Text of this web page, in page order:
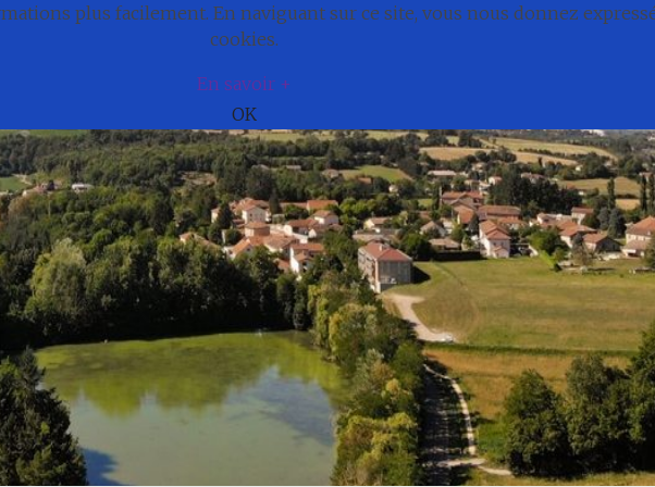
Cadre de vie
plus facilement. En naviguant sur ce site, vous nous donnez
cookies.
En savoir +
OK